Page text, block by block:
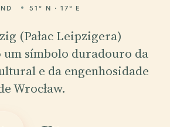
51° N · 17° E
(Pałac Leipzigera)
um símbolo duradouro da
e da engenhosidade
Wrocław.